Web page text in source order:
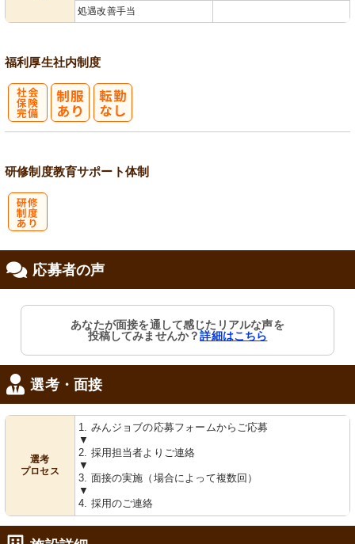
処遇改善手当
福利厚生社内制度
研修制度教育サポート体制
応募者の声
あなたが面接を通して感じたリアルな声を
投稿してみませんか？詳細はこちら
選考・面接
選考
プロセス
1. みんジョブの応募フォームからご応募
▼
2. 採用担当者よりご連絡
▼
3. 面接の実施（場合によって複数回）
▼
4. 採用のご連絡